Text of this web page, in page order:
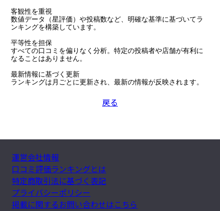
客観性を重視
数値データ（星評価）や投稿数など、明確な基準に基づいてラ
ンキングを構築しています。
平等性を担保
すべての口コミを偏りなく分析。特定の投稿者や店舗が有利に
なることはありません。
最新情報に基づく更新
ランキングは月ごとに更新され、最新の情報が反映されます。
戻る
運営会社情報
口コミ評価ランキングとは
特定商取引法に基づく表記
プライバシーポリシー
掲載に関するお問い合わせはこちら